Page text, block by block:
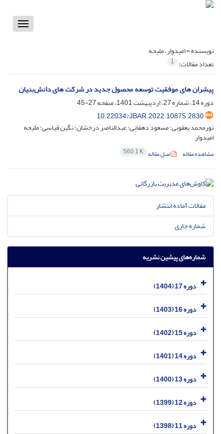
Toggle
نویسنده =امیدوار، ملیحه
تعداد مقالات: 1
پیشران های موفقیت توسعه محصول جدید در شرکت های دانش‌بنیان
دوره 14، شماره 27، اردیبهشت 1401، صفحه
27-45
10.22034/JBAR.2022.10875.2830
نورمحمد یعقوبی؛ مسعود دهقانی؛ عبدالناصر درخشان؛ نگین قیاسی؛ ملیحه
امیدوار
مشاهده مقاله اصل مقاله 560.1 K
مقالات آماده انتشار
شماره جاری
شماره‌های پیشین نشریه
دوره 17 (1404)
دوره 16 (1403)
دوره 15 (1402)
دوره 14 (1401)
دوره 13 (1400)
دوره 12 (1399)
دوره 11 (1398)